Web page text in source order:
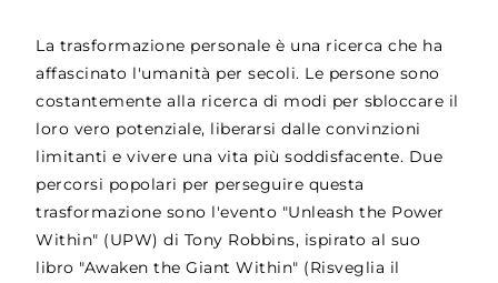
La trasformazione personale è una ricerca che ha
affascinato l'umanità per secoli. Le persone sono
costantemente alla ricerca di modi per sbloccare il
loro vero potenziale, liberarsi dalle convinzioni
limitanti e vivere una vita più soddisfacente. Due
percorsi popolari per perseguire questa
trasformazione sono l'evento "Unleash the Power
Within" (UPW) di Tony Robbins, ispirato al suo
libro "Awaken the Giant Within" (Risveglia il